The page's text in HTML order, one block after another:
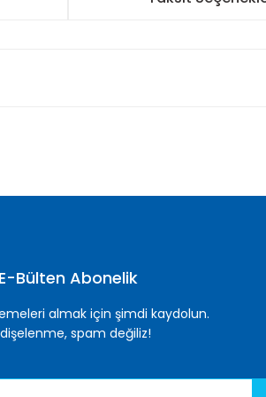
E-Bülten Abonelik
almak için şimdi kaydolun.
spam değiliz!